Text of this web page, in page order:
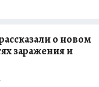
о новом
заражения и